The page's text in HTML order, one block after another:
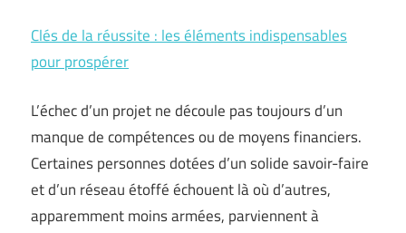
Clés de la réussite : les éléments indispensables
pour prospérer
L’échec d’un projet ne découle pas toujours d’un
manque de compétences ou de moyens financiers.
Certaines personnes dotées d’un solide savoir-faire
et d’un réseau étoffé échouent là où d’autres,
apparemment moins armées, parviennent à